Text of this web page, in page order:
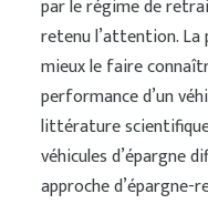
par le régime de
retenu l’attention. La
mieux le faire
performance d’un
littérature
véhicules d’épargne
approche